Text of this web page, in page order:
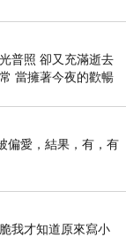
進 C
普照 卻又充滿逝去
當擁著今夜的歡暢
偏愛，結果，有，有
我才知道原來寫小